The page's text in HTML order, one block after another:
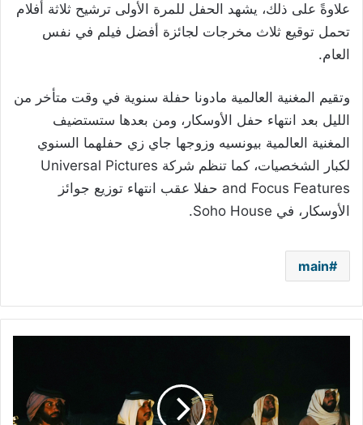
علاوةً على ذلك، يشهد الحفل للمرة الأولى ترشيح ثلاثة أفلام
تحمل توقيع ثلاث مخرجات لجائزة أفضل فيلم في نفس
العام.
وتقيم المغنية العالمية مادونا حفلة سنوية في وقت متأخر من
الليل بعد انتهاء حفل الأوسكار، ومن بعدها ستستضيف
المغنية العالمية بيونسيه وزوجها جاي زي حفلهما السنوي
لكبار الشخصيات، كما تنظم شركة Universal Pictures
and Focus Features حفلا عقب انتهاء توزيع جوائز
الأوسكار، في Soho House.
main
يغوص
في